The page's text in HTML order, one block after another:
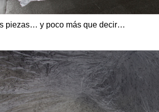
piezas… y poco más que decir…